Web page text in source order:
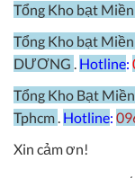
Tổng Kho bạt
Tổng Kho bạt
DƯƠNG . Hotline:
Tổng Kho Bạt
Tphcm . Hotline:
Xin cảm ơn!